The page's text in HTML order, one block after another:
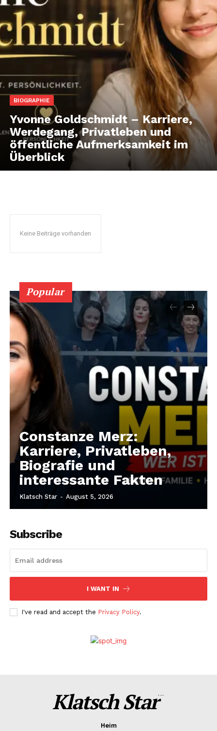
BIOGRAPHIE
Yvonne Goldschmidt – Karriere,
Werdegang, Privatleben und
öffentliche Aufmerksamkeit im
Überblick
Keine Beiträge vorhanden
Popular
Constanze Merz:
Karriere, Privatleben,
Biografie und
interessante Fakten
Klatsch Star - August 5, 2026
Subscribe
I WANT IN
I've read and accept the Privacy Policy.
Klatsch Star...
Heim